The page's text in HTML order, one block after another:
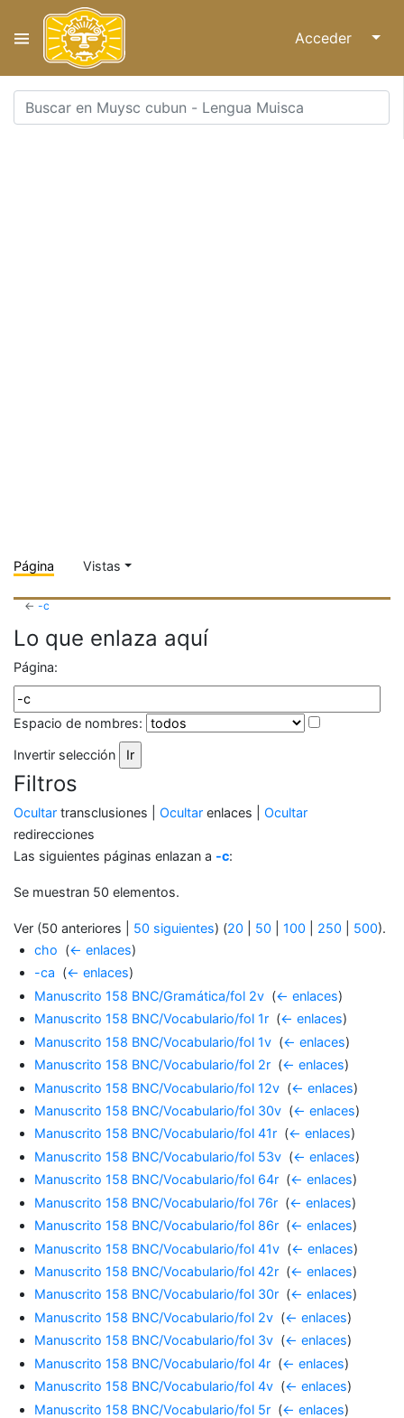
Acceder ↓
Página Vistas
←-c
Lo que enlaza aquí
Página:
Espacio de nombres:
Invertir selección
Filtros
Ocultar transclusiones | Ocultar enlaces | Ocultar
redirecciones
Las siguientes páginas enlazan a -c:
Se muestran 50 elementos.
Ver (50 anteriores | 50 siguientes) (20 50 100 250 500).
cho (← enlaces)
-ca (← enlaces)
Manuscrito 158 BNC/Gramática/fol 2v (← enlaces)
Manuscrito 158 BNC/Vocabulario/fol 1r (← enlaces)
Manuscrito 158 BNC/Vocabulario/fol 1v (← enlaces)
Manuscrito 158 BNC/Vocabulario/fol 2r (← enlaces)
Manuscrito 158 BNC/Vocabulario/fol 12v (← enlaces)
Manuscrito 158 BNC/Vocabulario/fol 30v (← enlaces)
Manuscrito 158 BNC/Vocabulario/fol 41r (← enlaces)
Manuscrito 158 BNC/Vocabulario/fol 53v (← enlaces)
Manuscrito 158 BNC/Vocabulario/fol 64r (← enlaces)
Manuscrito 158 BNC/Vocabulario/fol 76r (← enlaces)
Manuscrito 158 BNC/Vocabulario/fol 86r (← enlaces)
Manuscrito 158 BNC/Vocabulario/fol 41v (← enlaces)
Manuscrito 158 BNC/Vocabulario/fol 42r (← enlaces)
Manuscrito 158 BNC/Vocabulario/fol 30r (← enlaces)
Manuscrito 158 BNC/Vocabulario/fol 2v (← enlaces)
Manuscrito 158 BNC/Vocabulario/fol 3v (← enlaces)
Manuscrito 158 BNC/Vocabulario/fol 4r (← enlaces)
Manuscrito 158 BNC/Vocabulario/fol 4v (← enlaces)
Manuscrito 158 BNC/Vocabulario/fol 5r (← enlaces)